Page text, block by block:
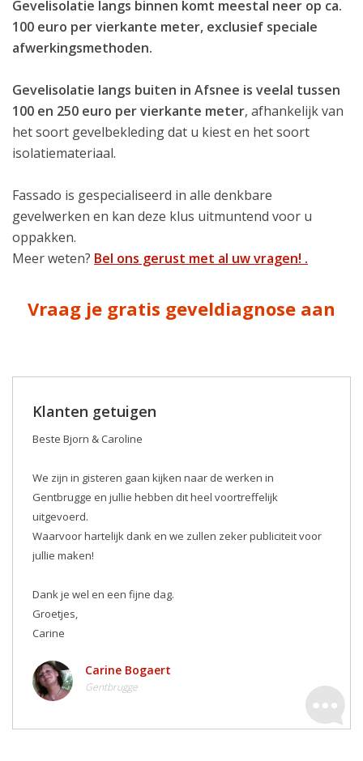
Gevelisolatie langs binnen komt meestal neer op ca.
100 euro per vierkante meter, exclusief speciale
afwerkingsmethoden.
Gevelisolatie langs buiten in Afsnee is veelal tussen
100 en 250 euro per vierkante meter, afhankelijk van
het soort gevelbekleding dat u kiest en het soort
isolatiemateriaal.
Fassado is gespecialiseerd in alle denkbare
gevelwerken en kan deze klus uitmuntend voor u
oppakken.
Meer weten? Bel ons gerust met al uw vragen! .
Vraag je gratis geveldiagnose aan
Klanten getuigen
Beste Bjorn & Caroline
We zijn in gisteren gaan kijken naar de werken in
Gentbrugge en jullie hebben dit heel voortreffelijk
uitgevoerd.
Waarvoor hartelijk dank en we zullen zeker publiciteit voor
jullie maken! ️
Dank je wel en een fijne dag.
Groetjes,
Carine
Carine Bogaert
Gentbrugge